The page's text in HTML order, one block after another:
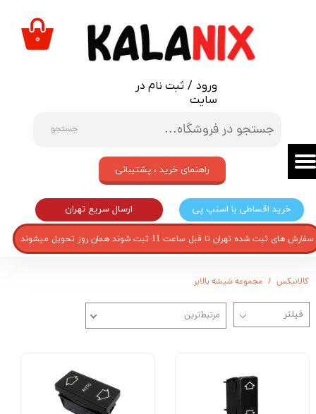
جستجو
ورود / ثبت نام در
سایت
حساب کاربری من
تغییر گذر واژه
خروج از حساب کاربری
۰
خرید اقساطی با اسنپ پی ارسال سریع تهران
راهنمای خرید ، پشتیبانی
سفارش های ثبت شده تهران تا قبل ساعت 11 ثبت شوند همان روز تحویل میشوند
کالانیکس مجموعه شیشه بالابر
مرتبط‌ترین